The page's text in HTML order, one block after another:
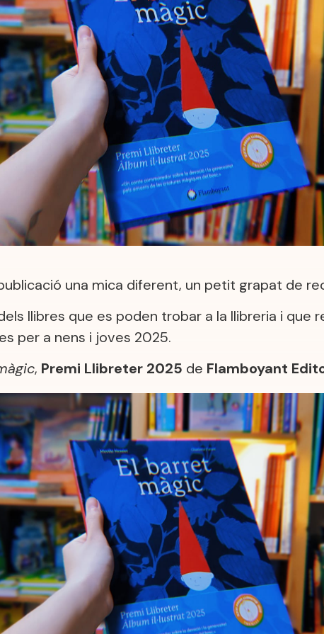
una mica diferent, un petit grapat de
llibres que es poden trobar a la llibreria i que
per a nens i joves 2025.
, Premi Llibreter 2025 de Flamboyant